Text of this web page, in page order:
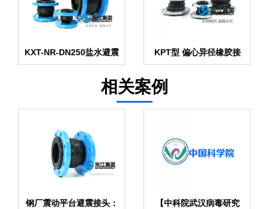
KXT-NR-DN250盐水避震
接头
KPT型 偏心异径橡胶接
头
相关案例
钢厂震动平台避震接头：
【中科院武汉病毒研究